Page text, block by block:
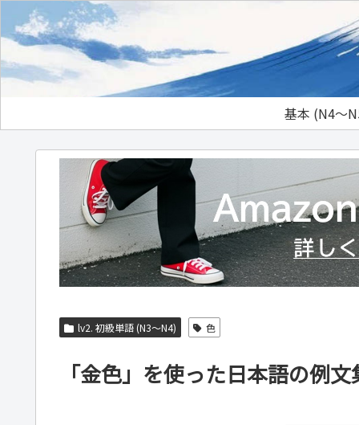
基本 (N4～
lv2. 初級単語 (N3～N4) 色
「金色」を使った日本語の例